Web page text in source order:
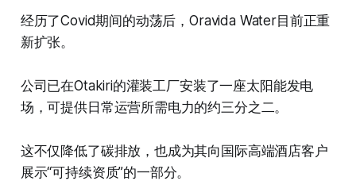
经历了Covid期间的动荡后，Oravida Water目前正重
新扩张。
公司已在Otakiri的灌装工厂安装了一座太阳能发电
场，可提供日常运营所需电力的约三分之二。
这不仅降低了碳排放，也成为其向国际高端酒店客户
展示“可持续资质”的一部分。